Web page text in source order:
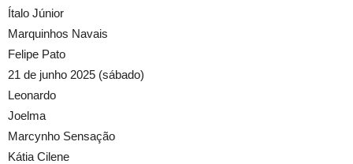
Ítalo Júnior
Marquinhos Navais
Felipe Pato
21 de junho 2025 (sábado)
Leonardo
Joelma
Marcynho Sensação
Kátia Cilene